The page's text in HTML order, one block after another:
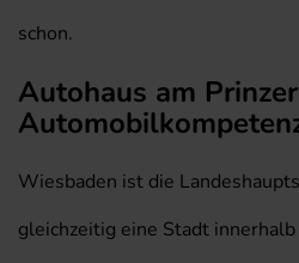
schon.
Autohaus am
Wiesbaden ist die
gleichzeitig eine Stadt